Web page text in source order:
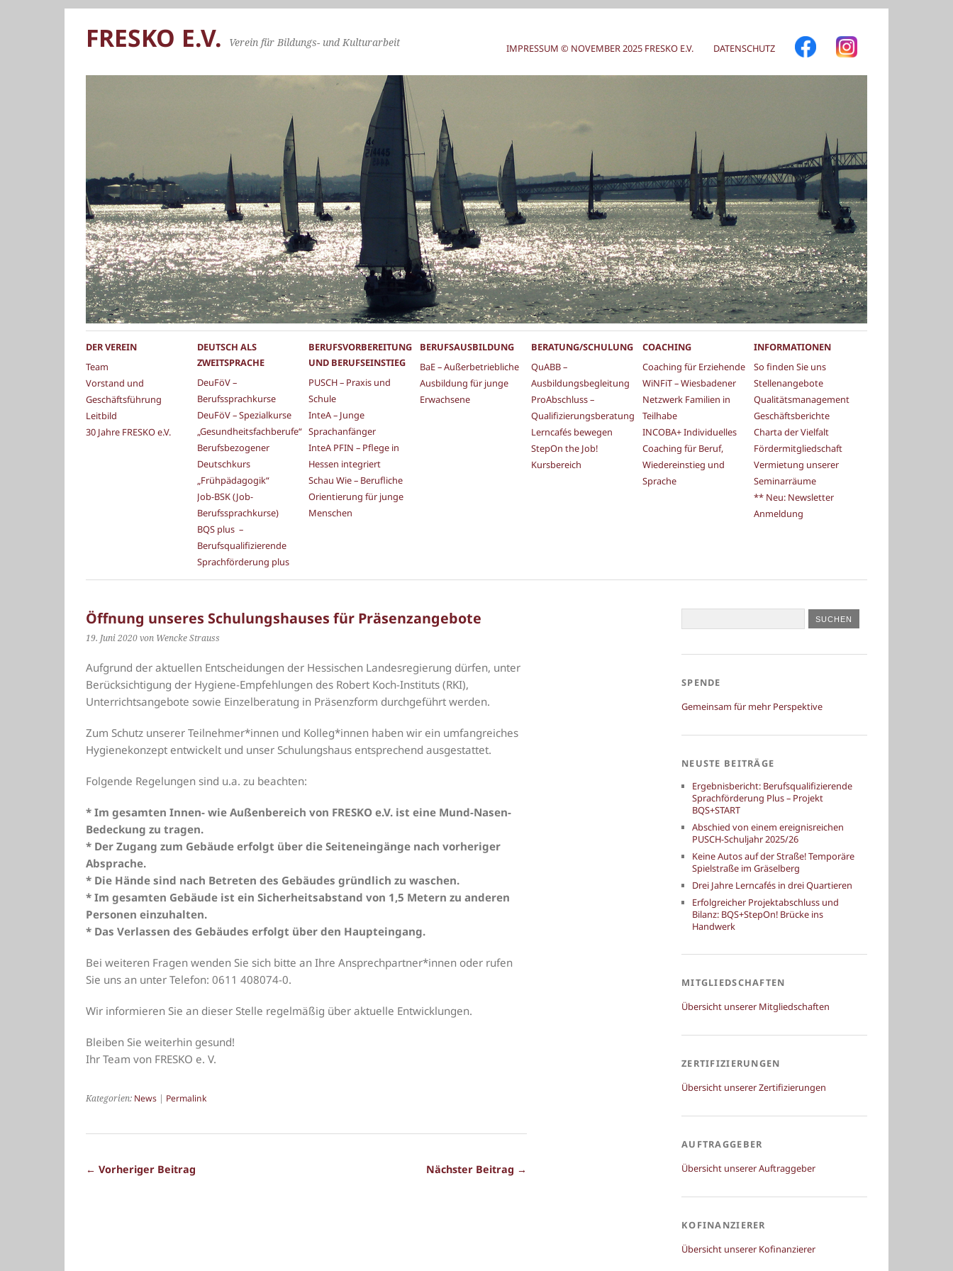
IMPRESSUM © NOVEMBER 2025 FRESKO E.V. DATENSCHUTZ
FRESKO E.V. Verein für Bildungs- und Kulturarbeit
DER VEREIN
Team
Vorstand und
Geschäftsführung
Leitbild
30 Jahre FRESKO e.V.
DEUTSCH ALS
ZWEITSPRACHE
DeuFöV –
Berufssprachkurse
DeuFöV – Spezialkurse
„Gesundheitsfachberufe“
Berufsbezogener
Deutschkurs
„Frühpädagogik“
Job-BSK (Job-
Berufssprachkurse)
BQS plus –
Berufsqualifizierende
Sprachförderung plus
BERUFSVORBEREITUNG
UND BERUFSEINSTIEG
PUSCH – Praxis und
Schule
InteA – Junge
Sprachanfänger
InteA PFIN – Pflege in
Hessen integriert
Schau Wie – Berufliche
Orientierung für junge
Menschen
BERUFSAUSBILDUNG
BaE – Außerbetriebliche
Ausbildung für junge
Erwachsene
BERATUNG/SCHULUNG
QuABB –
Ausbildungsbegleitung
ProAbschluss –
Qualifizierungsberatung
Lerncafés bewegen
StepOn the Job!
Kursbereich
COACHING
Coaching für Erziehende
WiNFiT – Wiesbadener
Netzwerk Familien in
Teilhabe
INCOBA+ Individuelles
Coaching für Beruf,
Wiedereinstieg und
Sprache
INFORMATIONEN
So finden Sie uns
Stellenangebote
Qualitätsmanagement
Geschäftsberichte
Charta der Vielfalt
Fördermitgliedschaft
Vermietung unserer
Seminarräume
** Neu: Newsletter
Anmeldung
Öffnung unseres Schulungshauses für Präsenzangebote
19. Juni 2020von Wencke Strauss
Aufgrund der aktuellen Entscheidungen der Hessischen Landesregierung dürfen, unter
Berücksichtigung der Hygiene-Empfehlungen des Robert Koch-Instituts (RKI),
Unterrichtsangebote sowie Einzelberatung in Präsenzform durchgeführt werden.
Zum Schutz unserer Teilnehmer*innen und Kolleg*innen haben wir ein umfangreiches
Hygienekonzept entwickelt und unser Schulungshaus entsprechend ausgestattet.
Folgende Regelungen sind u.a. zu beachten:
* Im gesamten Innen- wie Außenbereich von FRESKO e.V. ist eine Mund-Nasen-
Bedeckung zu tragen.
* Der Zugang zum Gebäude erfolgt über die Seiteneingänge nach vorheriger
Absprache.
* Die Hände sind nach Betreten des Gebäudes gründlich zu waschen.
* Im gesamten Gebäude ist ein Sicherheitsabstand von 1,5 Metern zu anderen
Personen einzuhalten.
* Das Verlassen des Gebäudes erfolgt über den Haupteingang.
Bei weiteren Fragen wenden Sie sich bitte an Ihre Ansprechpartner*innen oder rufen
Sie uns an unter Telefon: 0611 408074-0.
Wir informieren Sie an dieser Stelle regelmäßig über aktuelle Entwicklungen.
Bleiben Sie weiterhin gesund!
Ihr Team von FRESKO e. V.
Kategorien: News | Permalink
← Vorheriger Beitrag Nächster Beitrag →
SPENDE
Gemeinsam für mehr Perspektive
NEUSTE BEITRÄGE
Ergebnisbericht: Berufsqualifizierende
Sprachförderung Plus – Projekt
BQS+START
Abschied von einem ereignisreichen
PUSCH-Schuljahr 2025/26
Keine Autos auf der Straße! Temporäre
Spielstraße im Gräselberg
Drei Jahre Lerncafés in drei Quartieren
Erfolgreicher Projektabschluss und
Bilanz: BQS+StepOn! Brücke ins
Handwerk
MITGLIEDSCHAFTEN
Übersicht unserer Mitgliedschaften
ZERTIFIZIERUNGEN
Übersicht unserer Zertifizierungen
AUFTRAGGEBER
Übersicht unserer Auftraggeber
KOFINANZIERER
Übersicht unserer Kofinanzierer